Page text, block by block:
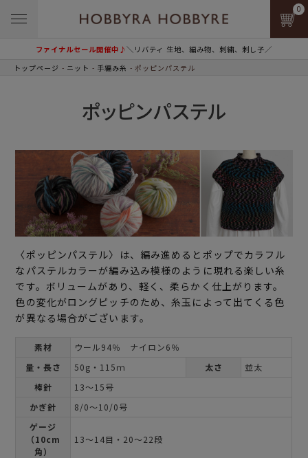
ファイナルセール開催中♪＼リバティ 生地、編み物、刺繍、刺し子／
0
トップページ ニット 手編み糸 ポッピンパステル
ポッピンパステル
〈ポッピンパステル〉は、編み進めるとポップでカラフル
なパステルカラーが編み込み模様のように現れる楽しい糸
です。ボリュームがあり、軽く、柔らかく仕上がります。
色の変化がロングピッチのため、糸玉によって出てくる色
が異なる場合がございます。
素材
ウール94％ ナイロン6％
量・長さ
50g・115ｍ 太さ
並太
棒針
13～15号
かぎ針
8/0～10/0号
ゲージ
（10cm
角）
13～14目・20～22段